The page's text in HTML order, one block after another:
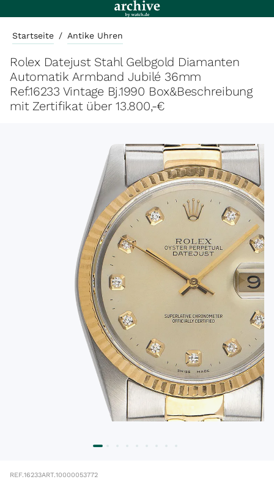
Startseite / Antike Uhren
Rolex Datejust Stahl Gelbgold Diamanten
Automatik Armband Jubilé 36mm
Ref.16233 Vintage Bj.1990 Box&Beschreibung
mit Zertifikat über 13.800,-€
REF.16233ART.10000053772